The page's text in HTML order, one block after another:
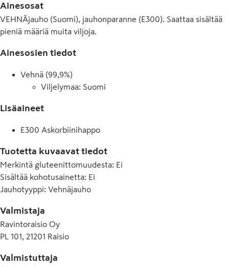
Ainesosat
VEHNÄjauho (Suomi), jauhonparanne (E300). Saattaa sisältää
pieniä määriä muita viljoja.
Ainesosien tiedot
Vehnä (99,9%)
Viljelymaa: Suomi
Lisäaineet
E300 Askorbiinihappo
Tuotetta kuvaavat tiedot
Merkintä gluteenittomuudesta: Ei
Sisältää kohotusainetta: Ei
Jauhotyyppi: Vehnäjauho
Valmistaja
Ravintoraisio Oy
PL 101, 21201 Raisio
Valmistuttaja